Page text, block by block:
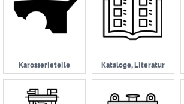
Karosserieteile Kataloge, Literatur